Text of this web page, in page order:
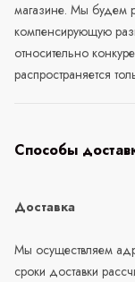
магазине. Мы будем
компенсирующую
относительно
распространяется
Способы
Доставка
Мы осуществляем
сроки доставки